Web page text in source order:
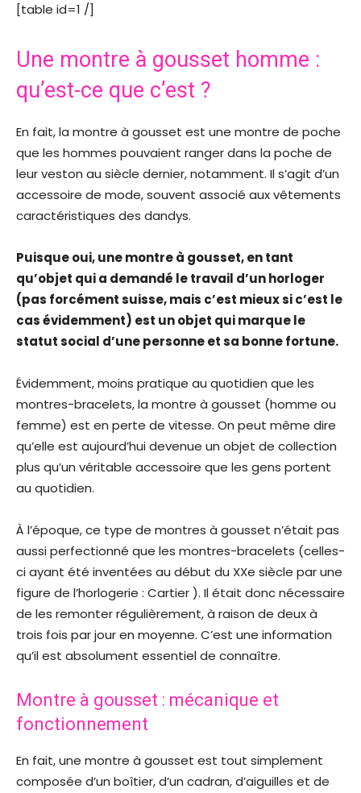
[table id=1 /]
Une montre à gousset homme :
qu’est-ce que c’est ?
En fait, la montre à gousset est une montre de poche
que les hommes pouvaient ranger dans la poche de
leur veston au siècle dernier, notamment. Il s’agit d’un
accessoire de mode, souvent associé aux vêtements
caractéristiques des dandys.
Puisque oui, une montre à gousset, en tant
qu’objet qui a demandé le travail d’un horloger
(pas forcément suisse, mais c’est mieux si c’est le
cas évidemment) est un objet qui marque le
statut social d’une personne et sa bonne fortune.
Évidemment, moins pratique au quotidien que les
montres-bracelets, la montre à gousset (homme ou
femme) est en perte de vitesse. On peut même dire
qu’elle est aujourd’hui devenue un objet de collection
plus qu’un véritable accessoire que les gens portent
au quotidien.
À l’époque, ce type de montres à gousset n’était pas
aussi perfectionné que les montres-bracelets (celles-
ci ayant été inventées au début du XXe siècle par une
figure de l’horlogerie : Cartier ). Il était donc nécessaire
de les remonter régulièrement, à raison de deux à
trois fois par jour en moyenne. C’est une information
qu’il est absolument essentiel de connaître.
Montre à gousset : mécanique et
fonctionnement
En fait, une montre à gousset est tout simplement
composée d’un boîtier, d’un cadran, d’aiguilles et de